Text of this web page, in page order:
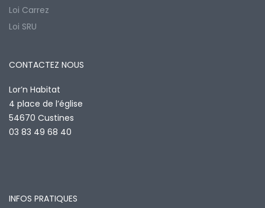
Loi Carrez
Loi SRU
CONTACTEZ NOUS
Lor’n Habitat
4 place de l’église
54670 Custines
03 83 49 68 40
INFOS PRATIQUES